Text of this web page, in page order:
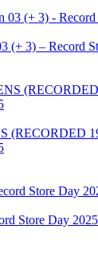
(+ 3) – Record
(RECORDED
Store Day 2025